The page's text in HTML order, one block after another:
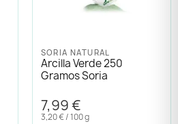
SORIA NATURAL
Arcilla Verde 250
Gramos Soria
7,99 €
3,20 € / 100 g